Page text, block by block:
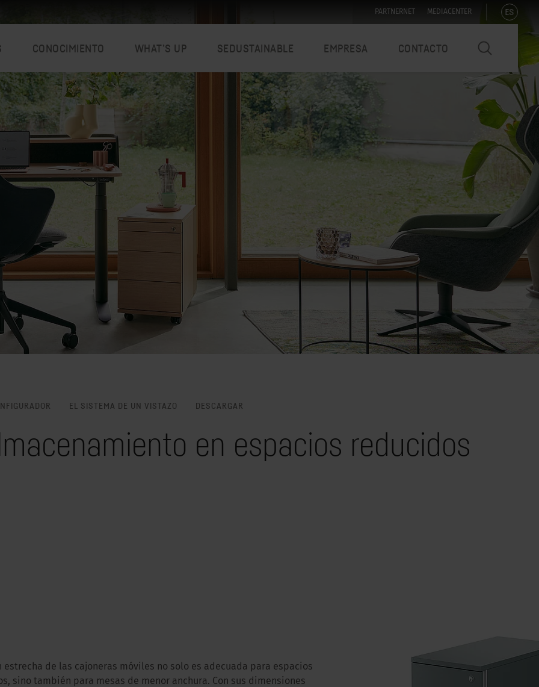
PARTNERNET MEDIACENTER ES
CONOCIMIENTO WHAT’S UP SEDUSTAINABLE EMPRESA CONTACTO
EL SISTEMA DE UN VISTAZO DESCARGAR
en espacios reducidos
estrecha de las cajoneras móviles no solo es adecuada para espacios
sino también para mesas de menor anchura. Con sus dimensiones